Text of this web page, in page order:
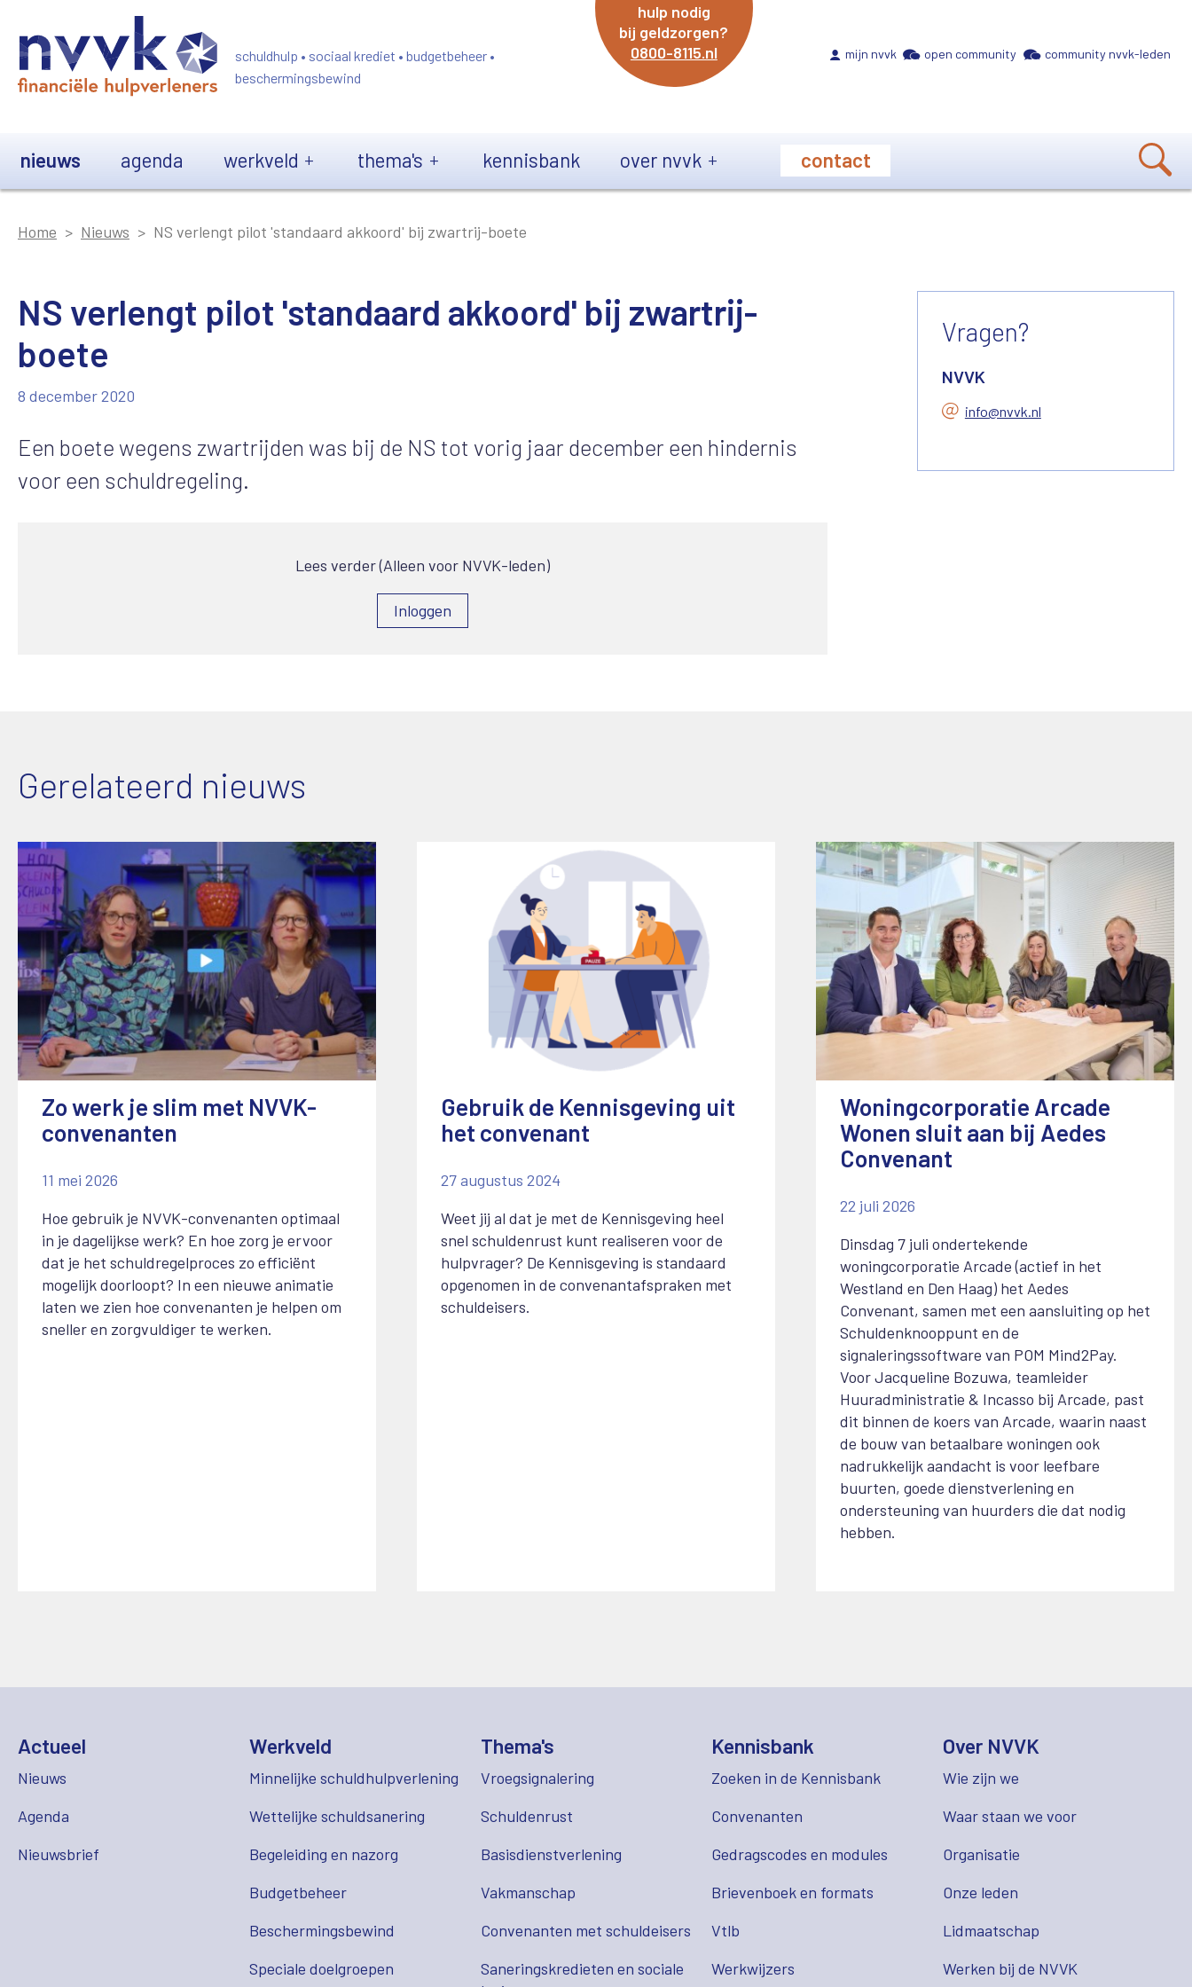
schuldhulp • sociaal krediet • budgetbeheer •
beschermingsbewind
hulp nodig
bij geldzorgen?
0800-8115.nl
mijn nvvk open community community nvvk-leden
nieuws agenda werkveld thema's kennisbank over nvvk contact
Home Nieuws NS verlengt pilot 'standaard akkoord' bij zwartrij-boete
NS verlengt pilot 'standaard akkoord' bij zwartrij-
boete
8 december 2020
Een boete wegens zwartrijden was bij de NS tot vorig jaar december een hindernis
voor een schuldregeling.
Lees verder (Alleen voor NVVK-leden)
Inloggen
Vragen?
NVVK
info@nvvk.nl
Gerelateerd nieuws
Zo werk je slim met NVVK-
convenanten
11 mei 2026
Hoe gebruik je NVVK-convenanten optimaal
in je dagelijkse werk? En hoe zorg je ervoor
dat je het schuldregelproces zo efficiënt
mogelijk doorloopt? In een nieuwe animatie
laten we zien hoe convenanten je helpen om
sneller en zorgvuldiger te werken.
Gebruik de Kennisgeving uit
het convenant
27 augustus 2024
Weet jij al dat je met de Kennisgeving heel
snel schuldenrust kunt realiseren voor de
hulpvrager? De Kennisgeving is standaard
opgenomen in de convenantafspraken met
schuldeisers.
Woningcorporatie Arcade
Wonen sluit aan bij Aedes
Convenant
22 juli 2026
Dinsdag 7 juli ondertekende
woningcorporatie Arcade (actief in het
Westland en Den Haag) het Aedes
Convenant, samen met een aansluiting op het
Schuldenknooppunt en de
signaleringssoftware van POM Mind2Pay.
Voor Jacqueline Bozuwa, teamleider
Huuradministratie & Incasso bij Arcade, past
dit binnen de koers van Arcade, waarin naast
de bouw van betaalbare woningen ook
nadrukkelijk aandacht is voor leefbare
buurten, goede dienstverlening en
ondersteuning van huurders die dat nodig
hebben.
Actueel
Nieuws
Agenda
Nieuwsbrief
Werkveld
Minnelijke schuldhulpverlening
Wettelijke schuldsanering
Begeleiding en nazorg
Budgetbeheer
Beschermingsbewind
Speciale doelgroepen
Thema's
Vroegsignalering
Schuldenrust
Basisdienstverlening
Vakmanschap
Convenanten met schuldeisers
Saneringskredieten en sociale
Kennisbank
Zoeken in de Kennisbank
Convenanten
Gedragscodes en modules
Brievenboek en formats
Vtlb
Werkwijzers
Over NVVK
Wie zijn we
Waar staan we voor
Organisatie
Onze leden
Lidmaatschap
Werken bij de NVVK